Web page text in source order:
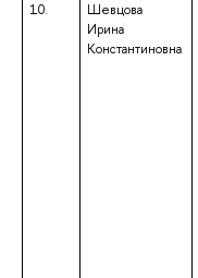
10.
Шевцова
Ирина
Константиновна